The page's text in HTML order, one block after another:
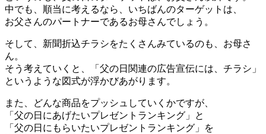
中でも、順当に考えるなら、いちばんのターゲットは、
お父さんのパートナーであるお母さんでしょう。
そして、新聞折込チラシをたくさんみているのも、お母さ
ん。
そう考えていくと、「父の日関連の広告宣伝には、チラシ」
というような図式が浮かびあがります。
また、どんな商品をプッシュしていくかですが、
「父の日にあげたいプレゼントランキング」と
「父の日にもらいたいプレゼントランキング」を